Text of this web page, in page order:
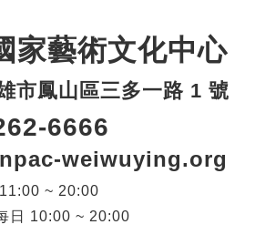
家藝術文化中心
市鳳山區三多一路 1 號
6666
weiwuying.org
11:00 ~ 20:00
日 10:00 ~ 20:00